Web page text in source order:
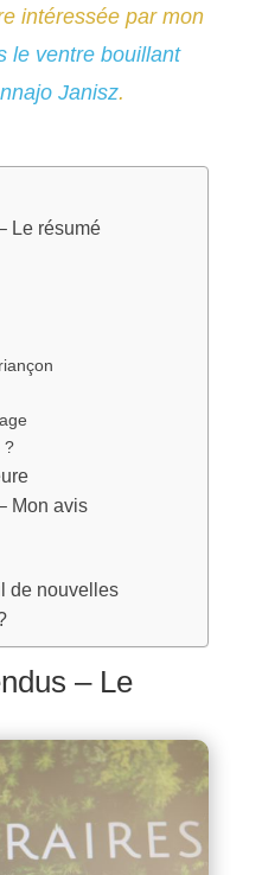
intéressée par mon
le ventre bouillant
Janisz.
Le résumé
?
Mon avis
de nouvelles
– Le